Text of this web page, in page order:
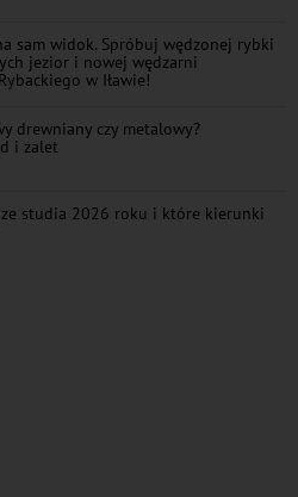
sam widok. Spróbuj wędzonej rybki
jezior i nowej wędzarni
w Iławie!
drewniany czy metalowy?
i zalet
studia 2026 roku i które kierunki